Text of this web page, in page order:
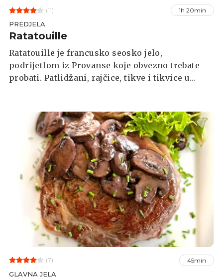
(11) 1h 20min
PREDJELA
Ratatouille
Ratatouille je francusko seosko jelo,
podrijetlom iz Provanse koje obvezno trebate
probati. Patlidžani, rajčice, tikve i tikvice u
(7) 45min
GLAVNA JELA